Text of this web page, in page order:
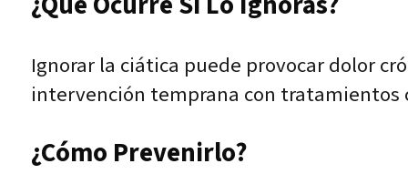
Ignorar la ciática puede provocar dolor
intervención temprana con tratamientos
¿Cómo Prevenirlo?